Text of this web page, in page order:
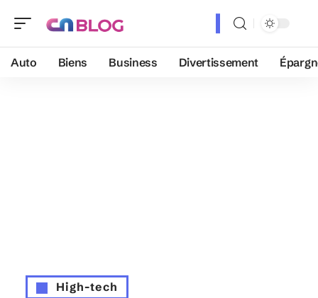
Auto Biens Business Divertissement
High-tech